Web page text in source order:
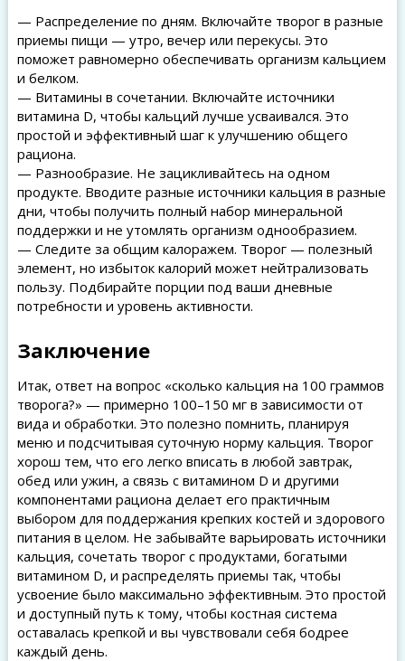
— Распределение по дням. Включайте творог в разные
приемы пищи — утро, вечер или перекусы. Это
поможет равномерно обеспечивать организм кальцием
и белком.
— Витамины в сочетании. Включайте источники
витамина D, чтобы кальций лучше усваивался. Это
простой и эффективный шаг к улучшению общего
рациона.
— Разнообразие. Не зацикливайтесь на одном
продукте. Вводите разные источники кальция в разные
дни, чтобы получить полный набор минеральной
поддержки и не утомлять организм однообразием.
— Следите за общим калоражем. Творог — полезный
элемент, но избыток калорий может нейтрализовать
пользу. Подбирайте порции под ваши дневные
потребности и уровень активности.
Заключение
Итак, ответ на вопрос «сколько кальция на 100 граммов
творога?» — примерно 100–150 мг в зависимости от
вида и обработки. Это полезно помнить, планируя
меню и подсчитывая суточную норму кальция. Творог
хорош тем, что его легко вписать в любой завтрак,
обед или ужин, а связь с витамином D и другими
компонентами рациона делает его практичным
выбором для поддержания крепких костей и здорового
питания в целом. Не забывайте варьировать источники
кальция, сочетать творог с продуктами, богатыми
витамином D, и распределять приемы так, чтобы
усвоение было максимально эффективным. Это простой
и доступный путь к тому, чтобы костная система
оставалась крепкой и вы чувствовали себя бодрее
каждый день.